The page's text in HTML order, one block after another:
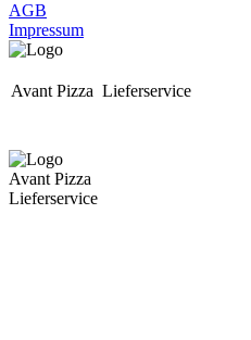
AGB
Impressum
Avant Pizza Lieferservice
Avant Pizza
Lieferservice